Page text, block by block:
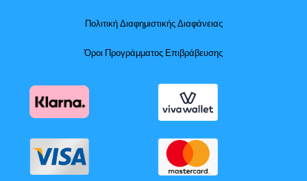
Πολιτική Διαφημιστικής Διαφάνειας
Όροι Προγράμματος Επιβράβευσης